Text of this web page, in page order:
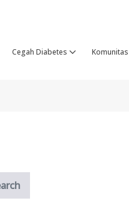
Cegah Diabetes Komunitas